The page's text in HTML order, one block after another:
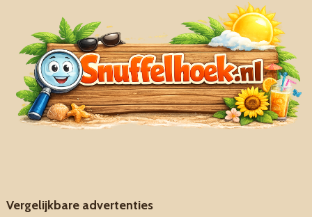
Vergelijkbare advertenties